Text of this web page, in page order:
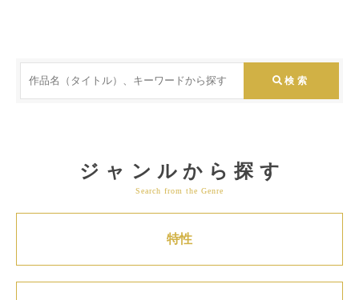
ジャンルから探す
Search from the Genre
特性